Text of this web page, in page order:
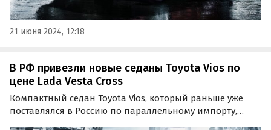
21 июня 2024, 12:18
В РФ привезли новые седаны Toyota Vios по
цене Lada Vesta Cross
Компактный седан Toyota Vios, который раньше уже
поставлялся в Россию по параллельному импорту,